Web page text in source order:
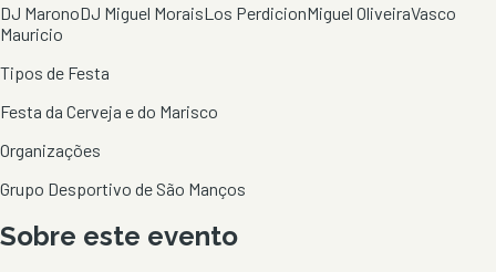
DJ MaronoDJ Miguel MoraisLos PerdicionMiguel OliveiraVasco
Mauricio
Tipos de Festa
Festa da Cerveja e do Marisco
Organizações
Grupo Desportivo de São Manços
Sobre este evento